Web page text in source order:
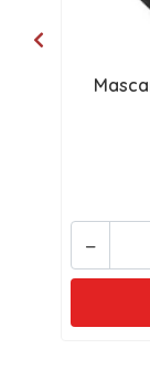
-